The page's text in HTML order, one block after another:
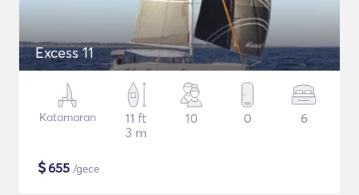
Excess 11
Katamaran
11 ft
3 m
10 0 6
$655 /gece